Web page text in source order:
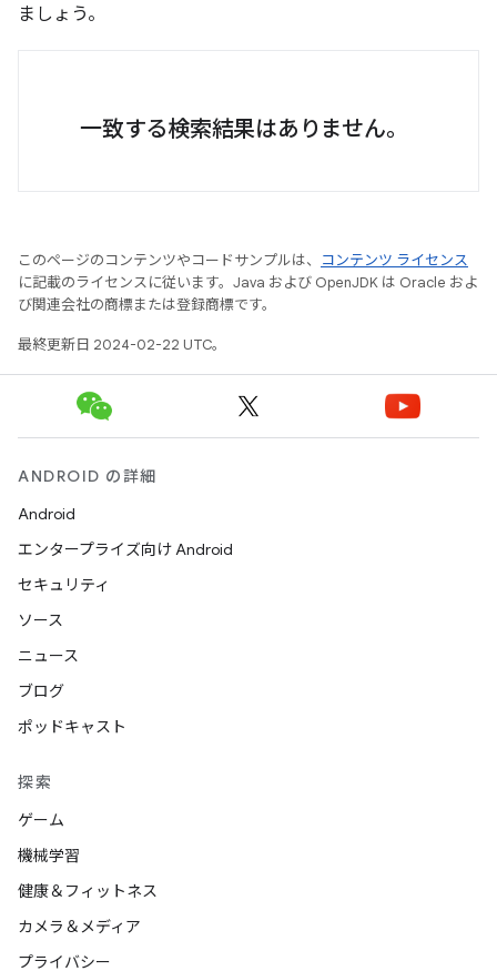
ましょう。
一致する検索結果はありません。
このページのコンテンツやコードサンプルは、
コンテンツ ライセンス
に記載のライセンスに従います。Java および OpenJDK は Oracle およ
び関連会社の商標または登録商標です。
最終更新日 2024-02-22 UTC。
ANDROID の詳細
Android
エンタープライズ向け Android
セキュリティ
ソース
ニュース
ブログ
ポッドキャスト
探索
ゲーム
機械学習
健康＆フィットネス
カメラ＆メディア
プライバシー